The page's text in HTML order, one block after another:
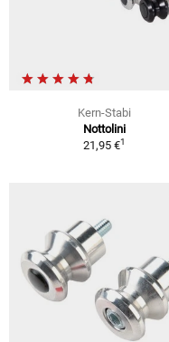
Kern-Stabi
Nottolini
21,95 €1